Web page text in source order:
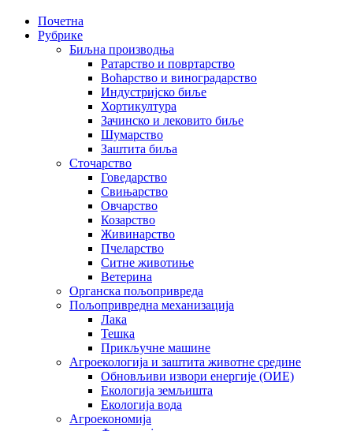
Почетна
Рубрике
Биљна производња
Ратарство и повртарство
Воћарство и виноградарство
Индустријско биље
Хортикултура
Зачинско и лековито биље
Шумарство
Заштита биља
Сточарство
Говедарство
Свињарство
Овчарство
Козарство
Живинарство
Пчеларство
Ситне животиње
Ветерина
Органска пољопривреда
Пољопривредна механизација
Лака
Тешка
Прикључне машине
Агроекологија и заштита животне средине
Обновљиви извори енергије (ОИЕ)
Екологија земљишта
Екологија вода
Агроекономија